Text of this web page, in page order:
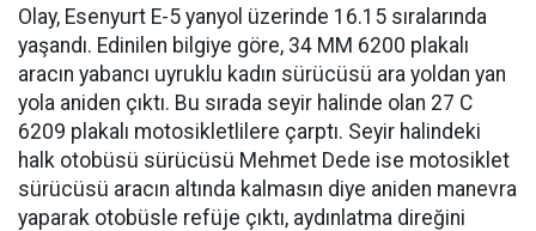
Olay, Esenyurt E-5 yanyol üzerinde 16.15 sıralarında
yaşandı. Edinilen bilgiye göre, 34 MM 6200 plakalı
aracın yabancı uyruklu kadın sürücüsü ara yoldan yan
yola aniden çıktı. Bu sırada seyir halinde olan 27 C
6209 plakalı motosikletlilere çarptı. Seyir halindeki
halk otobüsü sürücüsü Mehmet Dede ise motosiklet
sürücüsü aracın altında kalmasın diye aniden manevra
yaparak otobüsle refüje çıktı, aydınlatma direğini